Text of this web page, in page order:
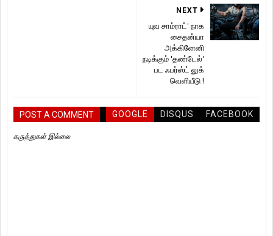
NEXT
யுவ சாம்ராட்' நாக
சைதன்யா
அக்கினேனி
நடிக்கும் 'தண்டேல்'
பட ஃபர்ஸ்ட் லுக்
வெளியீடு !
POST A COMMENT GOOGLE DISQUS FACEBOOK
கருத்துகள் இல்லை